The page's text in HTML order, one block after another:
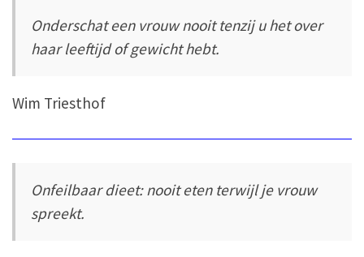
Onderschat een vrouw nooit tenzij u het over
haar leeftijd of gewicht hebt.
Wim Triesthof
Onfeilbaar dieet: nooit eten terwijl je vrouw
spreekt.